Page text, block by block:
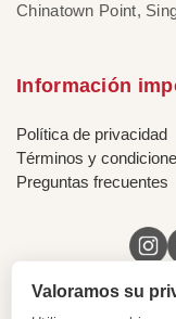
Chinatown Point,
Información
Política de privacidad
Términos y
Preguntas frecuentes
Valoramos su